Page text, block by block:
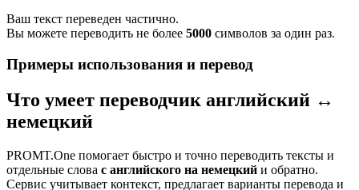
Ваш текст переведен частично.
Вы можете переводить не более 5000 символов за один раз.
Примеры использования и перевод
Что умеет переводчик английский ↔
немецкий
PROMT.One помогает быстро и точно переводить тексты и
отдельные слова с английского на немецкий и обратно.
Сервис учитывает контекст, предлагает варианты перевода и